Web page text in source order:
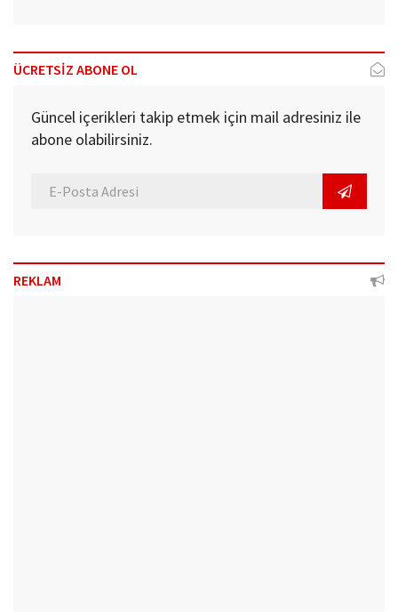
ÜCRETSİZ ABONE OL
Güncel içerikleri takip etmek için mail adresiniz ile
abone olabilirsiniz.
REKLAM